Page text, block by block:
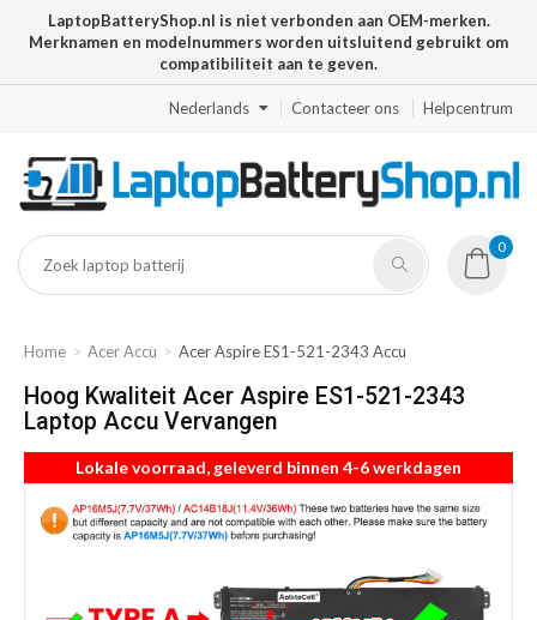
LaptopBatteryShop.nl is niet verbonden aan OEM-merken.
Merknamen en modelnummers worden uitsluitend gebruikt om
compatibiliteit aan te geven.
Nederlands Contacteer ons Helpcentrum
0
Home Acer Accu Acer Aspire ES1-521-2343 Accu
Hoog Kwaliteit Acer Aspire ES1-521-2343
Laptop Accu Vervangen
Lokale voorraad, geleverd binnen 4-6 werkdagen